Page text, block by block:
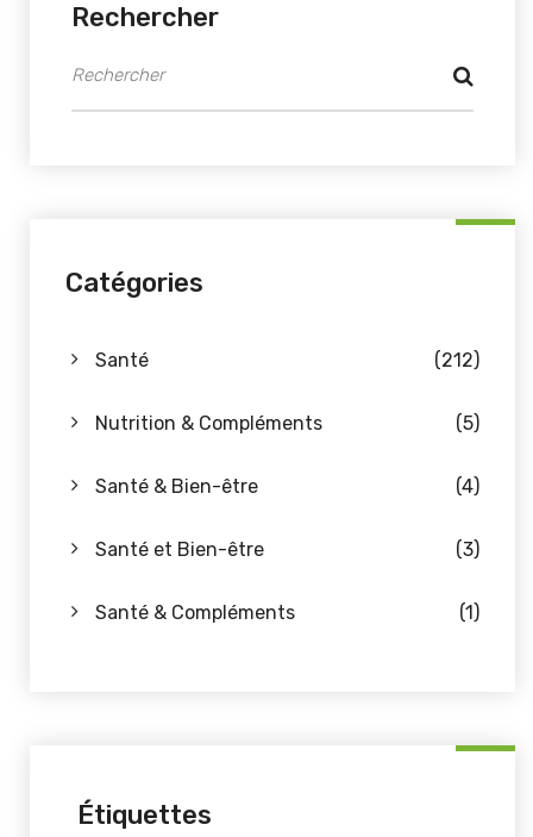
Rechercher
Catégories
Santé (212)
Nutrition & Compléments (5)
Santé & Bien-être (4)
Santé et Bien-être (3)
Santé & Compléments (1)
Étiquettes